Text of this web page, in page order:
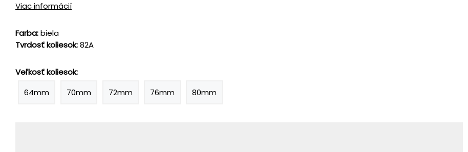
Viac informácií
Farba:biela
Tvrdosť koliesok:82A
Veľkosť koliesok:
64mm
70mm 72mm 76mm 80mm